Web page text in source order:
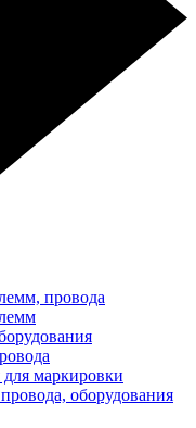
провода
маркировки
оборудования